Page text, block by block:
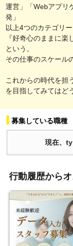
運営」「Webアプリ
発」
以上4つのカテゴリ
『好奇心のままに
という。
その仕事のスケール
これからの時代を担
を目指してみてはど
募集している職種
現在、
行動履歴から